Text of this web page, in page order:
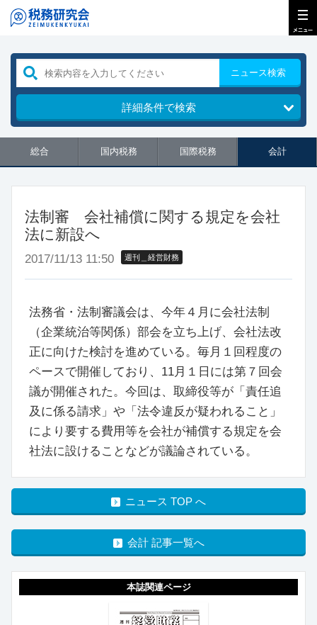
ニュース検索
詳細条件で検索
総合 国内税務 国際税務 会計
法制審 会社補償に関する規定を会社
法に新設へ
2017/11/13 11:50 週刊＿経営財務
法務省・法制審議会は、今年４月に会社法制
（企業統治等関係）部会を立ち上げ、会社法改
正に向けた検討を進めている。毎月１回程度の
ペースで開催しており、11月１日には第７回会
議が開催された。今回は、取締役等が「責任追
及に係る請求」や「法令違反が疑われること」
により要する費用等を会社が補償する規定を会
社法に設けることなどが議論されている。
ニュース TOP へ
会計 記事一覧へ
本誌関連ページ